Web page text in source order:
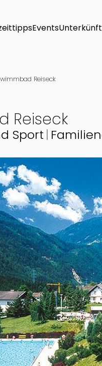
Events
Reiseck
Reiseck
Sport